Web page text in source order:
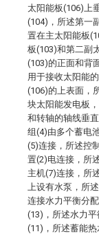
太阳能板(106)上
(104)，所述第一
置在主太阳能板
板(103)和第二副
(103)的正面和背
用于接收太阳能
(106)的上表面，
块太阳能发电板
和转轴的轴线垂
组(4)由多个蓄电
(5)连接，所述控
置(2)电连接，所
主机(7)连接，所
上设有水泵，所
连接水力平衡分
(13)，所述水力
(11)，所述蓄能